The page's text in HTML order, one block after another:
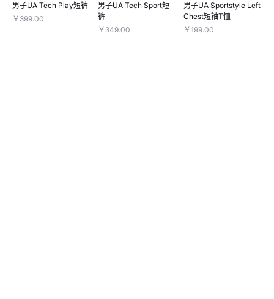
男子UA Tech Play短裤
￥399.00
男子UA Tech Sport短
裤
￥349.00
男子UA Sportstyle Left
Chest短袖T恤
￥199.00